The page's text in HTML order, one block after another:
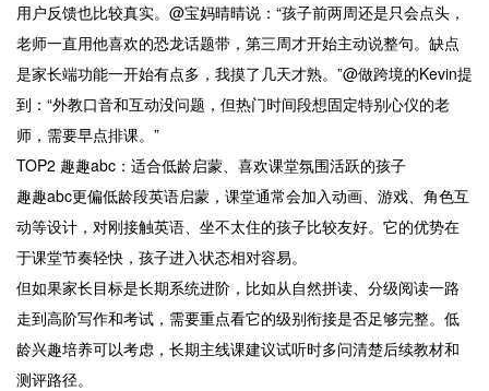
用户反馈也比较真实。@宝妈晴晴说：“孩子前两周还是只会点头，
老师一直用他喜欢的恐龙话题带，第三周才开始主动说整句。缺点
是家长端功能一开始有点多，我摸了几天才熟。”@做跨境的Kevin提
到：“外教口音和互动没问题，但热门时间段想固定特别心仪的老
师，需要早点排课。”
TOP2 趣趣abc：适合低龄启蒙、喜欢课堂氛围活跃的孩子
趣趣abc更偏低龄段英语启蒙，课堂通常会加入动画、游戏、角色互
动等设计，对刚接触英语、坐不太住的孩子比较友好。它的优势在
于课堂节奏轻快，孩子进入状态相对容易。
但如果家长目标是长期系统进阶，比如从自然拼读、分级阅读一路
走到高阶写作和考试，需要重点看它的级别衔接是否足够完整。低
龄兴趣培养可以考虑，长期主线课建议试听时多问清楚后续教材和
测评路径。